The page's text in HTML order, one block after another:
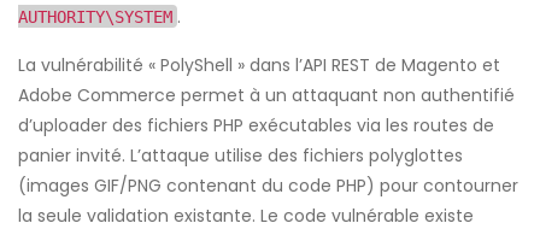
AUTHORITY\SYSTEM .
La vulnérabilité « PolyShell » dans l’API REST de Magento et
Adobe Commerce permet à un attaquant non authentifié
d’uploader des fichiers PHP exécutables via les routes de
panier invité. L’attaque utilise des fichiers polyglottes
(images GIF/PNG contenant du code PHP) pour contourner
la seule validation existante. Le code vulnérable existe